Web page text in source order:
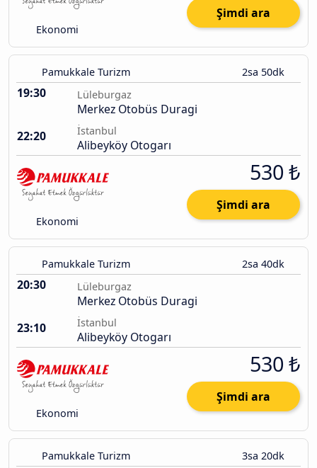
Ekonomi
Şimdi ara
Pamukkale Turizm 2sa 50dk
19:30 Lüleburgaz
Merkez Otobüs Duragi
22:20
İstanbul
Alibeyköy Otogarı
Ekonomi
530 ₺
Şimdi ara
Pamukkale Turizm 2sa 40dk
20:30 Lüleburgaz
Merkez Otobüs Duragi
23:10
İstanbul
Alibeyköy Otogarı
Ekonomi
530 ₺
Şimdi ara
Pamukkale Turizm 3sa 20dk